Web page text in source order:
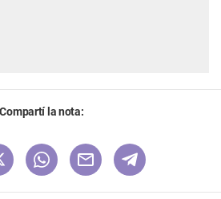
Compartí la nota: